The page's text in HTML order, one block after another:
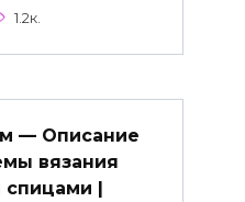
1.2к.
— Описание
вязания
спицами |